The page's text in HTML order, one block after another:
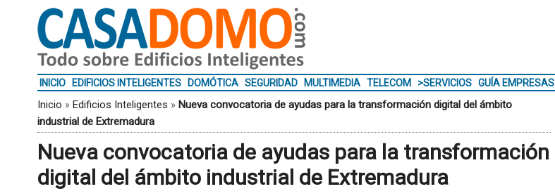
INICIO EDIFICIOS INTELIGENTES DOMÓTICA SEGURIDAD MULTIMEDIA TELECOM >SERVICIOS GUÍA EMPRESAS
Inicio » Edificios Inteligentes » Nueva convocatoria de ayudas para la transformación digital del ámbito
industrial de Extremadura
Nueva convocatoria de ayudas para la transformación
digital del ámbito industrial de Extremadura